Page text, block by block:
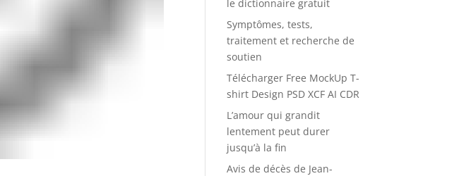
le dictionnaire gratuit
Symptômes, tests,
traitement et recherche de
soutien
Télécharger Free MockUp T-
shirt Design PSD XCF AI CDR
L’amour qui grandit
lentement peut durer
jusqu’à la fin
Avis de décès de Jean-